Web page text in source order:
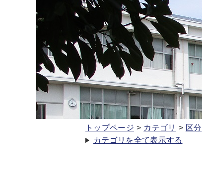
トップページ カテゴリ 区分
カテゴリを全て表示する